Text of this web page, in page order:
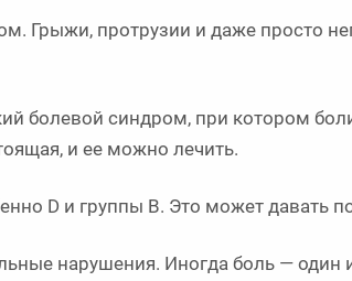
протрузии и даже просто
синдром, при котором
и ее можно лечить.
D и группы B. Это может давать
нарушения. Иногда боль — один